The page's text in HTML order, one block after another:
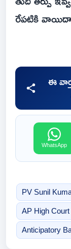
రేపటికి
ఈ
WhatsApp
PV Sunil
AP High Court
Anticipatory